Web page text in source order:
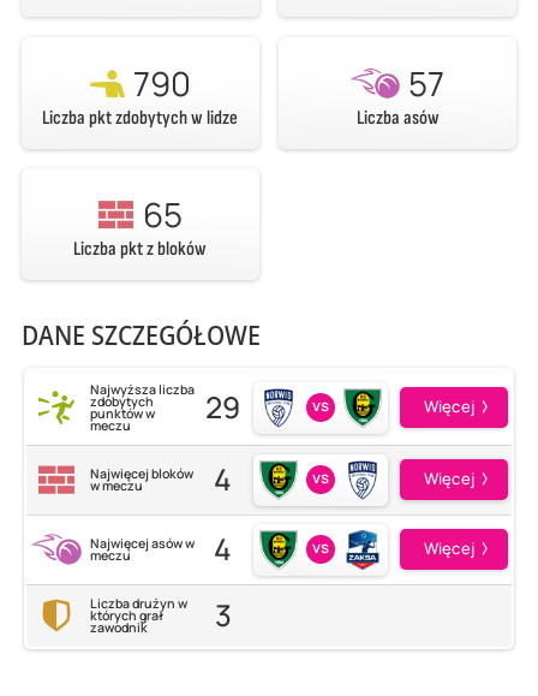
790
Liczba pkt zdobytych w lidze
57
Liczba asów
65
Liczba pkt z bloków
DANE SZCZEGÓŁOWE
Najwyższa liczba
zdobytych
punktów w
meczu 29 vs Więcej
Najwięcej bloków
w meczu 4 vs Więcej
Najwięcej asów w
meczu 4 vs Więcej
Liczba drużyn w
których grał
zawodnik 3